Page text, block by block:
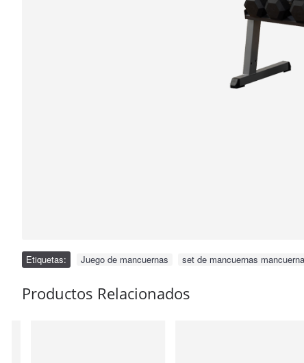
Etiquetas: Juego de mancuernas set de mancuernas
Productos Relacionados